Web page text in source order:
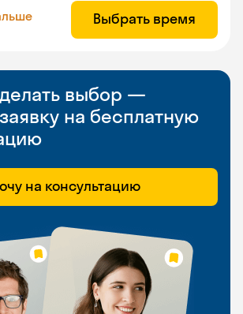
Выбрать время
выбор —
на бесплатную
на консультацию